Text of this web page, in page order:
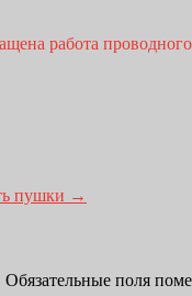
работа
пушки →
Обязательные поля